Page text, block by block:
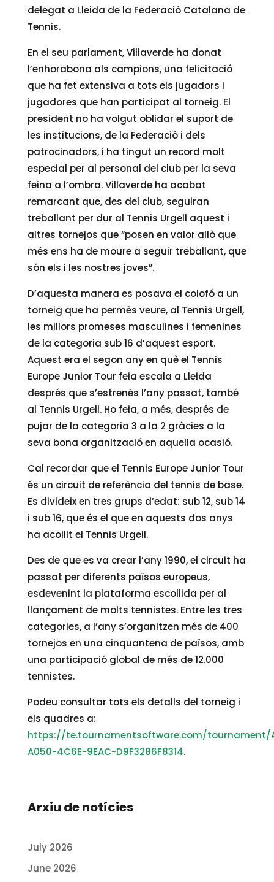
delegat a Lleida de la Federació Catalana de
Tennis.
En el seu parlament, Villaverde ha donat
l’enhorabona als campions, una felicitació
que ha fet extensiva a tots els jugadors i
jugadores que han participat al torneig. El
president no ha volgut oblidar el suport de
les institucions, de la Federació i dels
patrocinadors, i ha tingut un record molt
especial per al personal del club per la seva
feina a l’ombra. Villaverde ha acabat
remarcant que, des del club, seguiran
treballant per dur al Tennis Urgell aquest i
altres tornejos que “posen en valor allò que
més ens ha de moure a seguir treballant, que
són els i les nostres joves”.
D’aquesta manera es posava el colofó a un
torneig que ha permès veure, al Tennis Urgell,
les millors promeses masculines i femenines
de la categoria sub 16 d’aquest esport.
Aquest era el segon any en què el Tennis
Europe Junior Tour feia escala a Lleida
després que s’estrenés l’any passat, també
al Tennis Urgell. Ho feia, a més, després de
pujar de la categoria 3 a la 2 gràcies a la
seva bona organització en aquella ocasió.
Cal recordar que el Tennis Europe Junior Tour
és un circuit de referència del tennis de base.
Es divideix en tres grups d’edat: sub 12, sub 14
i sub 16, que és el que en aquests dos anys
ha acollit el Tennis Urgell.
Des de que es va crear l’any 1990, el circuit ha
passat per diferents països europeus,
esdevenint la plataforma escollida per al
llançament de molts tennistes. Entre les tres
categories, a l’any s’organitzen més de 400
tornejos en una cinquantena de països, amb
una participació global de més de 12.000
tennistes.
Podeu consultar tots els detalls del torneig i
els quadres a:
https://te.tournamentsoftware.com/tournament/
A050-4C6E-9EAC-D9F3286F8314.
Arxiu de notícies
July 2026
June 2026